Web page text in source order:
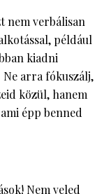
nem verbálisan
például
kiadni
Ne arra fókuszálj,
közül, hanem
épp benned
Nem veled